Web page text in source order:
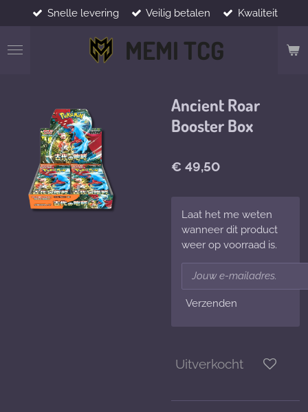
direct
naar
MEMI TCG
Snelle levering Veilig betalen Kwaliteit
Ancient Roar
Booster Box
€ 49,50
Laat het me weten
wanneer dit product
weer op voorraad is.
Verzenden
Uitverkocht